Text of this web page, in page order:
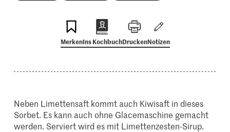
MerkenIns KochbuchDruckenNotizen
Neben Limettensaft kommt auch Kiwisaft in dieses
Sorbet. Es kann auch ohne Glacemaschine gemacht
werden. Serviert wird es mit Limettenzesten-Sirup.